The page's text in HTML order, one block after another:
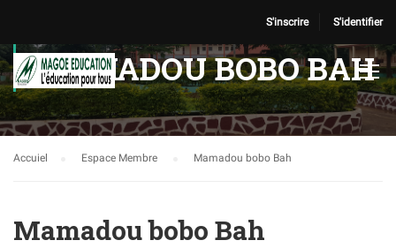
S'inscrire S'identifier
MAMADOU BOBO BAH
Accuiel Espace Membre Mamadou bobo Bah
Mamadou bobo Bah